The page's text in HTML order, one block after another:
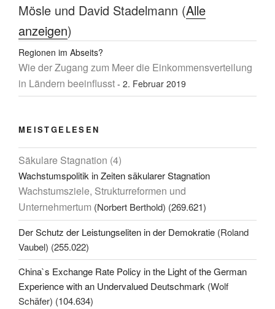
Mösle und David Stadelmann (Alle
anzeigen)
Regionen im Abseits?
Wie der Zugang zum Meer die Einkommensverteilung
in Ländern beeinflusst - 2. Februar 2019
MEISTGELESEN
Säkulare Stagnation (4)
Wachstumspolitik in Zeiten säkularer Stagnation
Wachstumsziele, Strukturreformen und
Unternehmertum (Norbert Berthold) (269.621)
Der Schutz der Leistungseliten in der Demokratie (Roland
Vaubel) (255.022)
China`s Exchange Rate Policy in the Light of the German
Experience with an Undervalued Deutschmark (Wolf
Schäfer) (104.634)